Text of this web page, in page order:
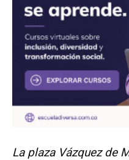
La plaza Vázquez de